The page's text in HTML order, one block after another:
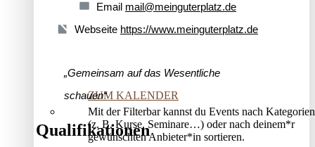
ZUM KALENDER
Mit der Filterbar kannst du Events nach Kategorien
(z. B. Kurse, Seminare…) oder nach deinem*r
gewünschten Anbieter*in sortieren.
Email mail@meinguterplatz.de
Webseite https://www.meinguterplatz.de
„Gemeinsam auf das Wesentliche
schauen“
Qualifikationen